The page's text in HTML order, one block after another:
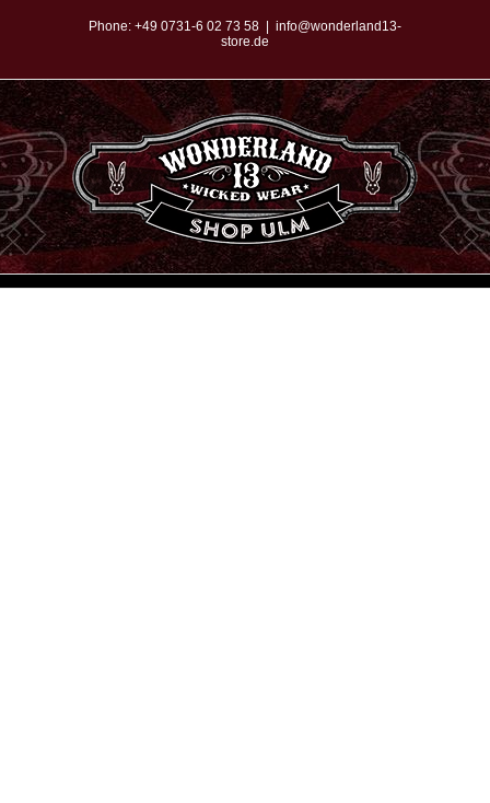
springen
Phone: +49 0731-6 02 73 58
info@wonderland13-
store.de